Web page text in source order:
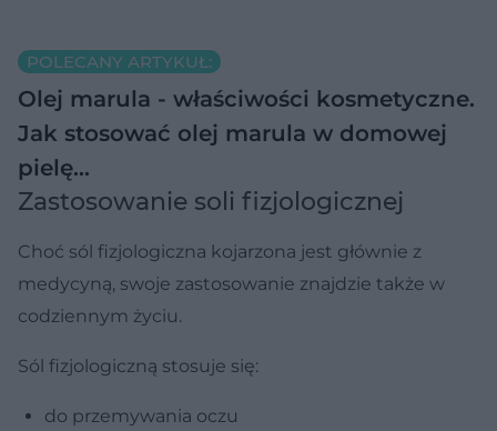
POLECANY ARTYKUŁ:
Olej marula - właściwości kosmetyczne.
Jak stosować olej marula w domowej
pielę…
Zastosowanie soli fizjologicznej
Choć sól fizjologiczna kojarzona jest głównie z
medycyną, swoje zastosowanie znajdzie także w
codziennym życiu.
Sól fizjologiczną stosuje się:
do przemywania oczu